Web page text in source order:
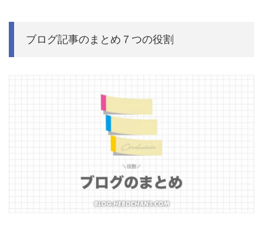
ブログ記事のまとめ７つの役割